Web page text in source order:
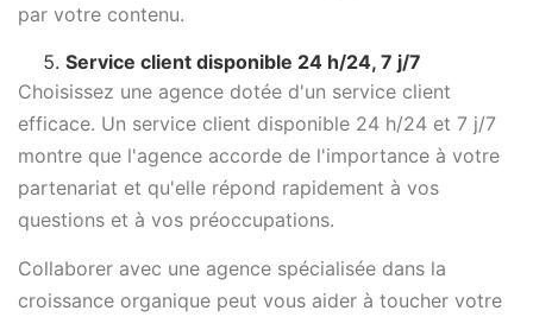
par votre contenu.
Service client disponible 24 h/24, 7 j/7
Choisissez une agence dotée d'un service client
efficace. Un service client disponible 24 h/24 et 7 j/7
montre que l'agence accorde de l'importance à votre
partenariat et qu'elle répond rapidement à vos
questions et à vos préoccupations.
Collaborer avec une agence spécialisée dans la
croissance organique peut vous aider à toucher votre